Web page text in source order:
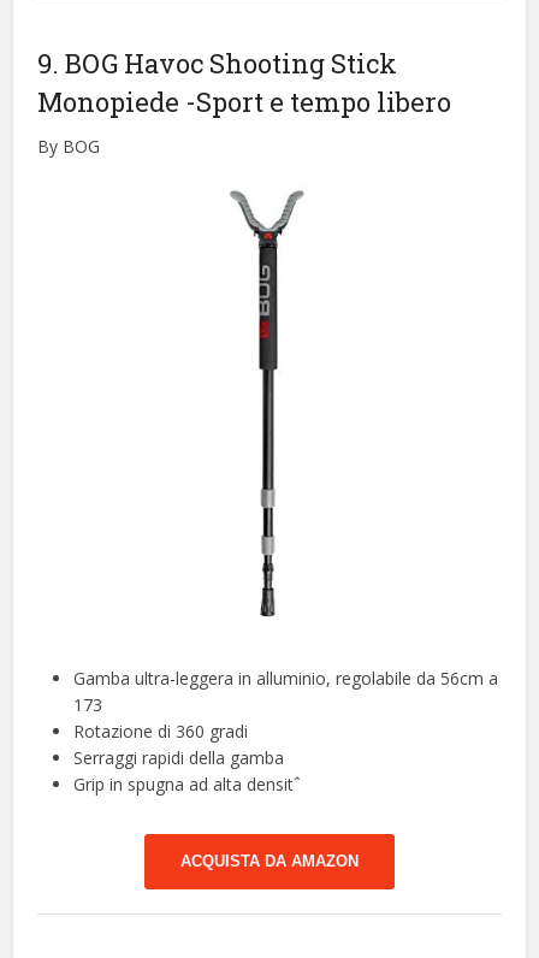
9. BOG Havoc Shooting Stick
Monopiede -Sport e tempo libero
By BOG
Gamba ultra-leggera in alluminio, regolabile da 56cm a
173
Rotazione di 360 gradi
Serraggi rapidi della gamba
Grip in spugna ad alta densitˆ
ACQUISTA DA AMAZON